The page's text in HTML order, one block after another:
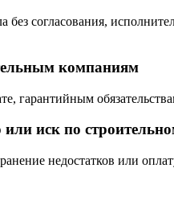
согласования,
компаниям
гарантийным
иск по
недостатков или